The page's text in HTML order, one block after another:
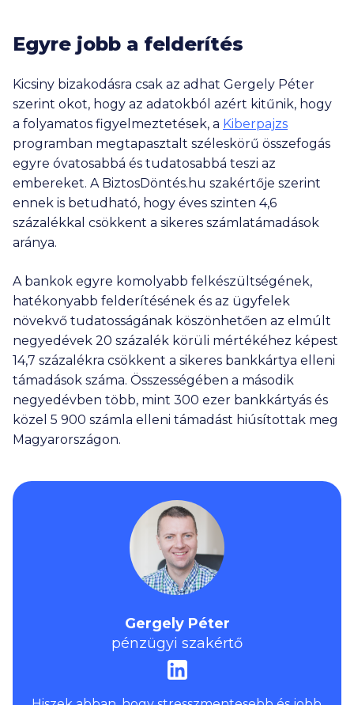
Egyre jobb a felderítés
Kicsiny bizakodásra csak az adhat Gergely Péter
szerint okot, hogy az adatokból azért kitűnik, hogy
a folyamatos figyelmeztetések, a Kiberpajzs
programban megtapasztalt széleskörű összefogás
egyre óvatosabbá és tudatosabbá teszi az
embereket. A BiztosDöntés.hu szakértője szerint
ennek is betudható, hogy éves szinten 4,6
százalékkal csökkent a sikeres számlatámadások
aránya.
A bankok egyre komolyabb felkészültségének,
hatékonyabb felderítésének és az ügyfelek
növekvő tudatosságának köszönhetően az elmúlt
negyedévek 20 százalék körüli mértékéhez képest
14,7 százalékra csökkent a sikeres bankkártya elleni
támadások száma. Összességében a második
negyedévben több, mint 300 ezer bankkártyás és
közel 5 900 számla elleni támadást hiúsítottak meg
Magyarországon.
Gergely Péter
pénzügyi szakértő